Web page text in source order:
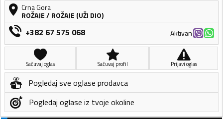
Crna Gora
ROŽAJE/ ROŽAJE (UŽI DIO)
+382 67 575 068 Aktivan
Sačuvaj oglas Sačuvaj profil Prijavi oglas
Pogledaj sve oglase prodavca
Pogledaj oglase iz tvoje okoline